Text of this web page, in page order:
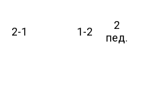
2-1 1-2
2
пед.